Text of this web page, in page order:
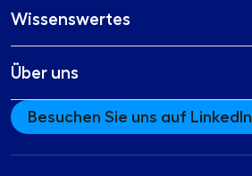
Wissenswertes
Über uns
Besuchen Sie uns auf LinkedIn